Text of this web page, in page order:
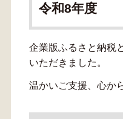
令和8年度
企業版ふるさと納税
いただきました。
温かいご支援、心か